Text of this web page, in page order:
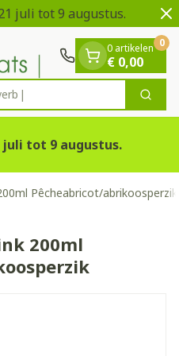
juli tot 9 augustus.
Zoek
0 artikelen
€ 0,00
0
juli tot 9 augustus.
Pêcheabricot/abrikoosperzik
200ml